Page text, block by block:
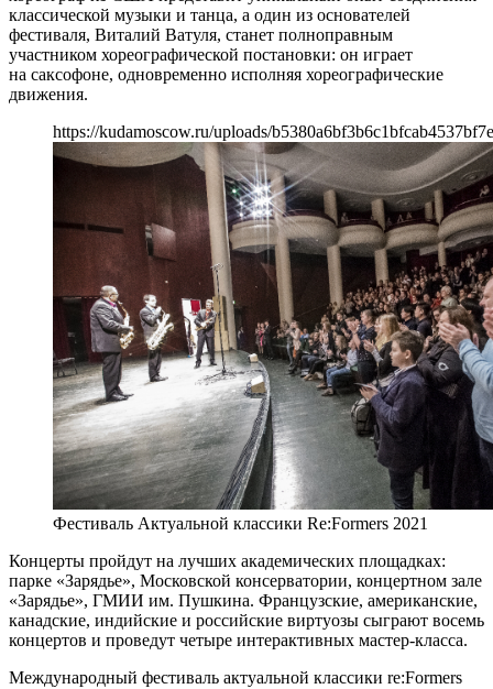
классической музыки и танца, а один из основателей
фестиваля, Виталий Ватуля, станет полноправным
участником хореографической постановки: он играет
на саксофоне, одновременно исполняя хореографические
движения.
https://kudamoscow.ru/uploads/
Фестиваль Актуальной классики Re:Formers 2021
Концерты пройдут на лучших академических площадках:
парке «Зарядье», Московской консерватории, концертном зале
«Зарядье», ГМИИ им. Пушкина. Французские, американские,
канадские, индийские и российские виртуозы сыграют восемь
концертов и проведут четыре интерактивных мастер-класса.
Международный фестиваль актуальной классики re:Formers